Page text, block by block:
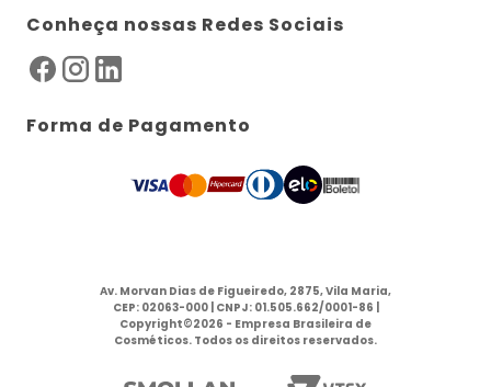
Conheça nossas Redes Sociais
Forma de Pagamento
Av. Morvan Dias de Figueiredo, 2875, Vila Maria,
CEP: 02063-000 | CNPJ: 01.505.662/0001-86 |
Copyright©2026 - Empresa Brasileira de
Cosméticos. Todos os direitos reservados.